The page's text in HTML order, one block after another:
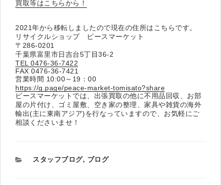
買取等はこちらから！
2021年から移転しましたので現在の住所はこちらです。
リサイクルショップ ピースマーケット
〒286-0201
千葉県富里市日吉台5丁目36-2
TEL 0476-36-7422
FAX 0476-36-7421
営業時間 10:00～19：00
https://g.page/peace-market-tomisato?share
ピースマーケットでは、出張買取の他に不用品回収、お部
屋の片付け、ゴミ屋敷、空き家の整理、家具や雑貨の海外
輸出(主に東南アジア)を行なっていますので、お気軽にご
相談くださいませ！
カ
スタッフブログ, ブログ